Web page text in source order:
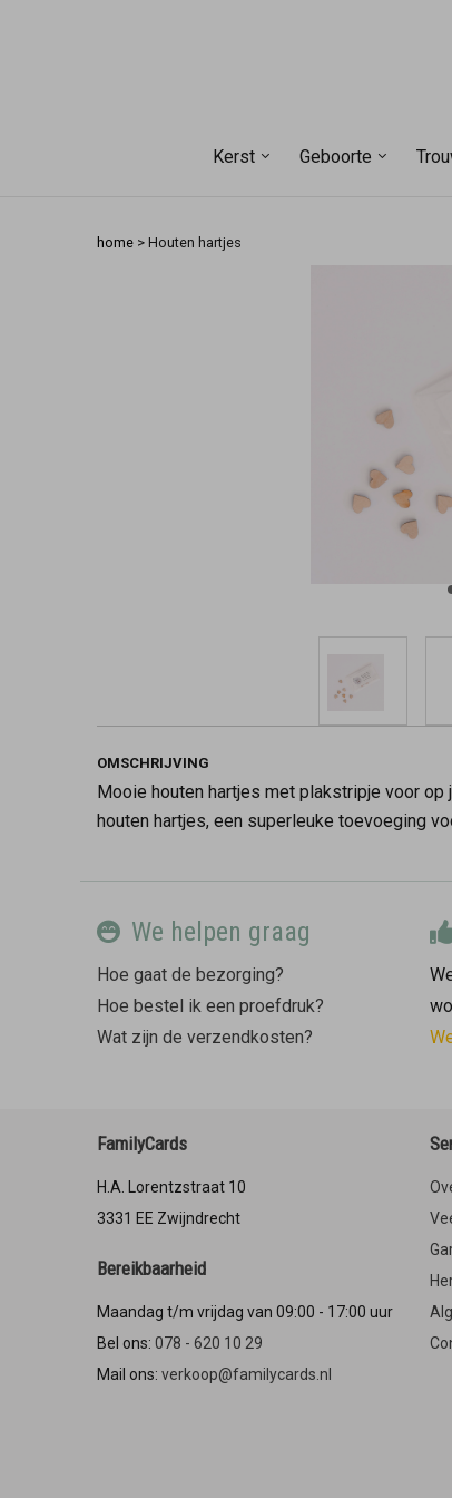
Kerst Geboorte
home > Houten hartjes
OMSCHRIJVING
Mooie houten hartjes met plakstripje voor
houten hartjes, een superleuke toevoeging
We helpen graag
Hoe gaat de bezorging?
Hoe bestel ik een proefdruk?
Wat zijn de verzendkosten?
FamilyCards
H.A. Lorentzstraat 10
3331 EE Zwijndrecht
Bereikbaarheid
Maandag t/m vrijdag van 09:00 - 17:00 uur
Bel ons: 078 - 620 10 29
Mail ons: verkoop@familycards.nl